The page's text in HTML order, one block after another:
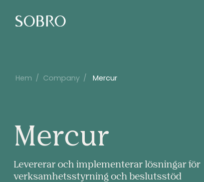
Hem / Company / Mercur
Mercur
Levererar och implementerar lösningar för
verksamhetsstyrning och beslutsstöd